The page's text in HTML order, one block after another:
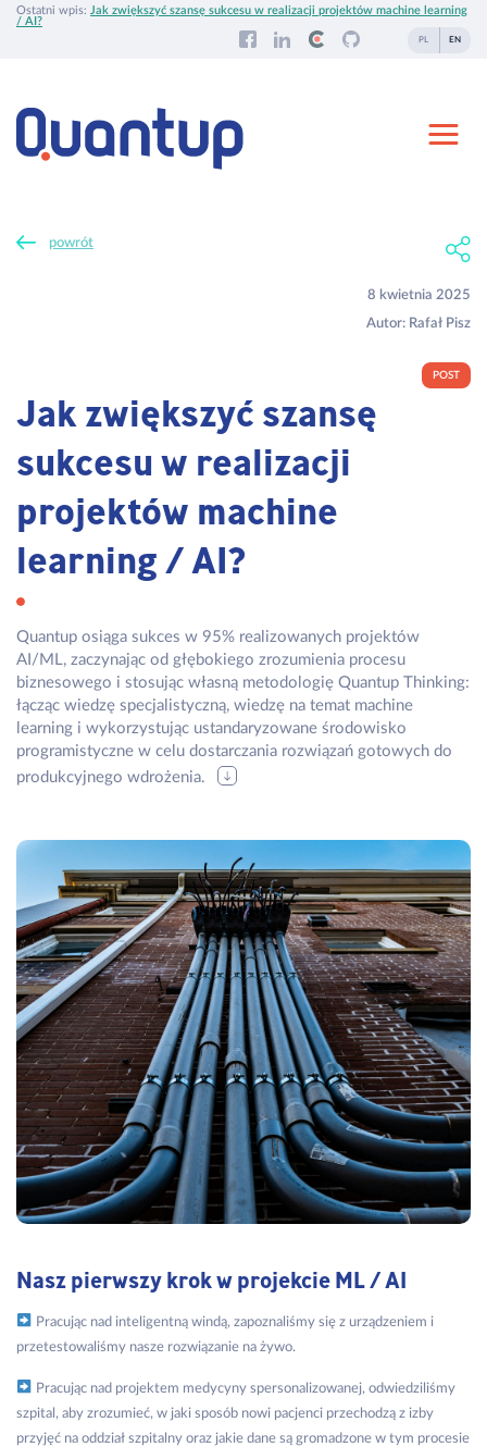
Ostatni wpis: Jak zwiększyć szansę sukcesu w realizacji projektów machine learning
/ AI?
PL EN
powrót
Jak zwiększyć szansę
sukcesu w realizacji
projektów machine
learning / AI?
Quantup osiąga sukces w 95% realizowanych projektów
AI/ML, zaczynając od głębokiego zrozumienia procesu
biznesowego i stosując własną metodologię Quantup Thinking:
łącząc wiedzę specjalistyczną, wiedzę na temat machine
learning i wykorzystując ustandaryzowane środowisko
programistyczne w celu dostarczania rozwiązań gotowych do
produkcyjnego wdrożenia.
8 kwietnia 2025
Autor: Rafał Pisz
POST
Nasz pierwszy krok w projekcie ML / AI
Pracując nad inteligentną windą, zapoznaliśmy się z urządzeniem i
przetestowaliśmy nasze rozwiązanie na żywo.
Pracując nad projektem medycyny spersonalizowanej, odwiedziliśmy
szpital, aby zrozumieć, w jaki sposób nowi pacjenci przechodzą z izby
przyjęć na oddział szpitalny oraz jakie dane są gromadzone w tym procesie